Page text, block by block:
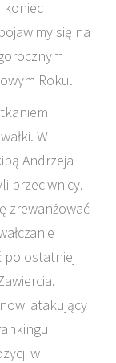
koniec
się na
Roku.
W
Andrzeja
przeciwnicy.
zrewanżować
po ostatniej
atakujący
w